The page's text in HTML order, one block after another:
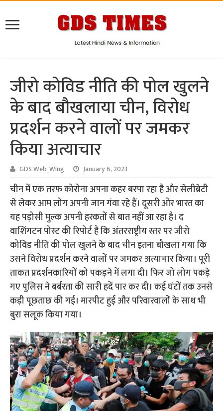
जीरो कोविड नीति की पोल खुलने
के बाद बौखलाया चीन, विरोध
प्रदर्शन करने वालों पर जमकर
किया अत्याचार
GDS Web_Wing January 6, 2023
चीन में एक तरफ कोरोना अपना कहर बरपा रहा है और सेलीब्रेटी
से लेकर आम लोग अपनी जान गंवा रहे हैं। दूसरी ओर भारत का
यह पड़ोसी मुल्क अपनी हरकतों से बात नहीं आ रहा है। द
वाशिंगटन पोस्ट की रिपोर्ट है कि अंतरराष्ट्रीय स्तर पर जीरो
कोविड नीति की पोल खुलने के बाद चीन इतना बौखला गया कि
उसने विरोध प्रदर्शन करने वालों पर जमकर अत्याचार किया। पूरी
ताकत प्रदर्शनकारियों को पकड़ने में लगा दी। फिर जो लोग पकड़े
गए पुलिस ने बर्बरता की सारी हदें पार कर दी। कई घंटों तक उनसे
कड़ी पूछताछ की गई। मारपीट हुई और परिवारवालों के साथ भी
बुरा सलूक किया गया।